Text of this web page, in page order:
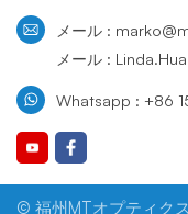
メール :
メール :
Whatsapp : +86
© 福州MTオプティク